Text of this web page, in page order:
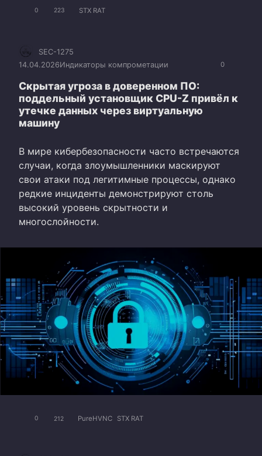
0 223 STX RAT
0
SEC-1275
14.04.2026Индикаторы компрометации
Скрытая угроза в доверенном ПО:
поддельный установщик CPU-Z привёл к
утечке данных через виртуальную
машину
В мире кибербезопасности часто встречаются
случаи, когда злоумышленники маскируют
свои атаки под легитимные процессы, однако
редкие инциденты демонстрируют столь
высокий уровень скрытности и
многослойности.
0 212 PureHVNC STX RAT